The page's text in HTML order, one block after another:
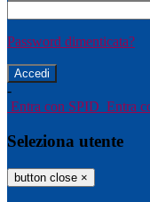
Password dimenticata?
-
Entra con SPID Entra
Seleziona utente
button close ×